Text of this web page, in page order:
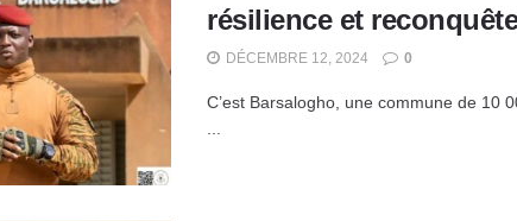
résilience et
DÉCEMBRE 12, 2024 0
C’est Barsalogho, une commune de 10